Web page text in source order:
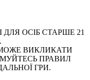
ОСІБ СТАРШЕ 21
ВИКЛИКАТИ
ПРАВИЛ
ГРИ.